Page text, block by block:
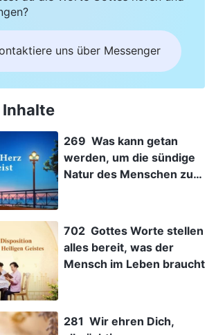
uns über Messenger
269 Was kann getan
werden, um die sündige
Natur des Menschen zu
702 Gottes Worte stellen
alles bereit, was der
Mensch im Leben braucht
281 Wir ehren Dich,